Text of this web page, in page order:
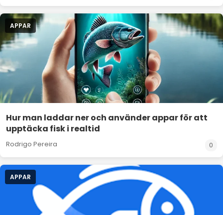
APPAR
Hur man laddar ner och använder appar för att
upptäcka fisk i realtid
Rodrigo Pereira 0
APPAR